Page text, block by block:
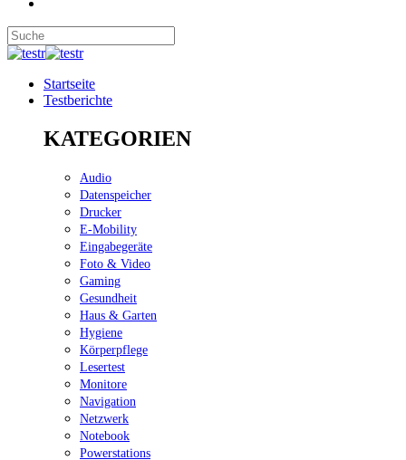
Startseite
Testberichte
KATEGORIEN
Audio
Datenspeicher
Drucker
E-Mobility
Eingabegeräte
Foto & Video
Gaming
Gesundheit
Haus & Garten
Hygiene
Körperpflege
Lesertest
Monitore
Navigation
Netzwerk
Notebook
Powerstations